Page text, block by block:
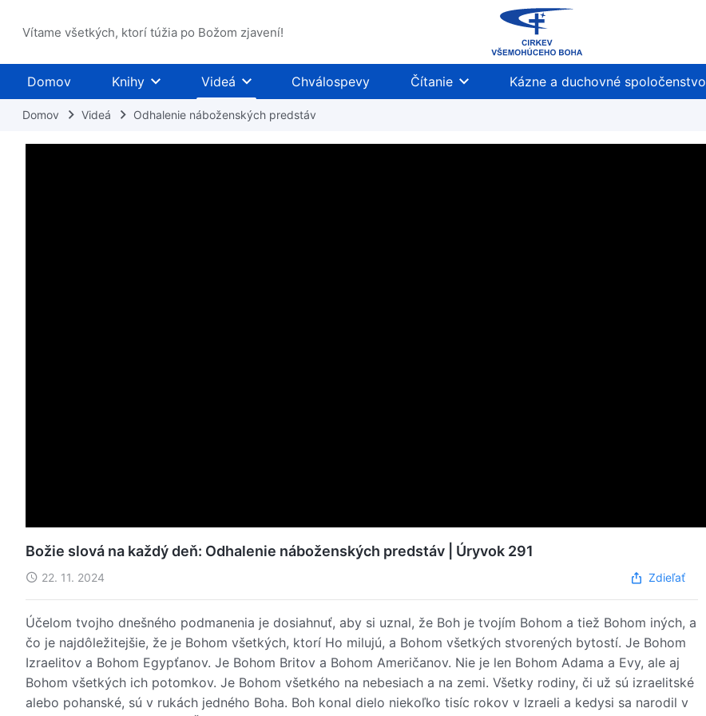
Vítame všetkých, ktorí túžia po Božom zjavení!
Domov Knihy Videá Chválospevy Čítanie Kázne a duchovné spoločenstvo
Domov Videá Odhalenie náboženských predstáv
Božie slová na každý deň: Odhalenie náboženských predstáv | Úryvok 291
22. 11. 2024 Zdieľať
Účelom tvojho dnešného podmanenia je dosiahnuť, aby si uznal, že Boh je tvojím Bohom a tiež Bohom iných, a
čo je najdôležitejšie, že je Bohom všetkých, ktorí Ho milujú, a Bohom všetkých stvorených bytostí. Je Bohom
Izraelitov a Bohom Egypťanov. Je Bohom Britov a Bohom Američanov. Nie je len Bohom Adama a Evy, ale aj
Bohom všetkých ich potomkov. Je Bohom všetkého na nebesiach a na zemi. Všetky rodiny, či už sú izraelitské
alebo pohanské, sú v rukách jedného Boha. Boh konal dielo niekoľko tisíc rokov v Izraeli a kedysi sa narodil v